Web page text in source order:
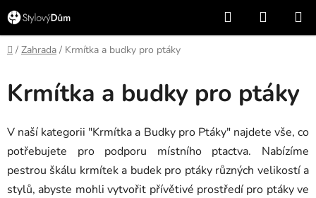
Přejít
na
obsah
Hledat
KOŠÍK
Domů
/ Zahrada / Krmítka a budky pro ptáky
Krmítka a budky pro ptáky
V naší kategorii "Krmítka a Budky pro Ptáky" najdete vše, co
potřebujete pro podporu místního ptactva. Nabízíme
pestrou škálu krmítek a budek pro ptáky různých velikostí a
stylů, abyste mohli vytvořit přívětivé prostředí pro ptáky ve